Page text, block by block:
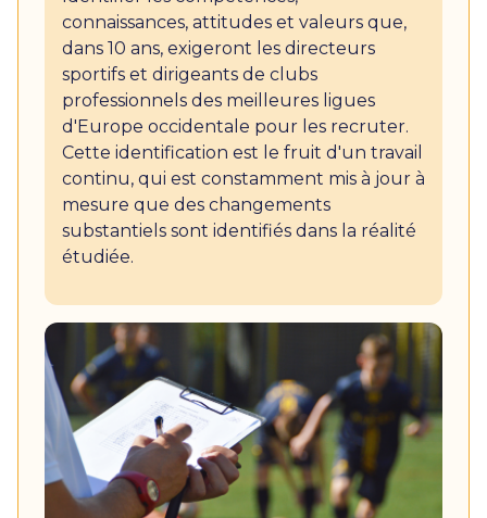
connaissances, attitudes et valeurs que,
dans 10 ans, exigeront les directeurs
sportifs et dirigeants de clubs
professionnels des meilleures ligues
d'Europe occidentale pour les recruter.
Cette identification est le fruit d'un travail
continu, qui est constamment mis à jour à
mesure que des changements
substantiels sont identifiés dans la réalité
étudiée.